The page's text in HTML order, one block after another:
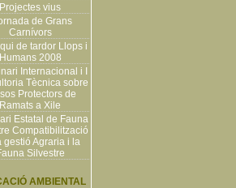
Projectes vius
de Grans
Carnívors
de tardor Llops i
Humans 2008
Internacional i I
Tècnica sobre
Protectors de
Ramats a Xile
Estatal de Fauna
Compatibilització
gestió Agraria i la
Silvestre
AMBIENTAL